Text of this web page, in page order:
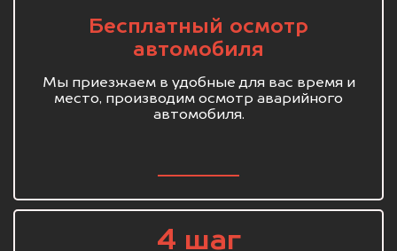
Бесплатный осмотр
автомобиля
Мы приезжаем в удобные для вас время и
место, производим осмотр аварийного
автомобиля.
4 шаг